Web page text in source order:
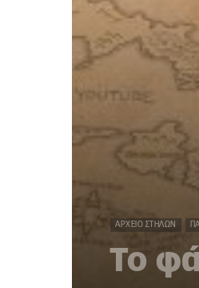
ΑΡΧΕΊΟ ΣΤΗΛΏΝ
Το